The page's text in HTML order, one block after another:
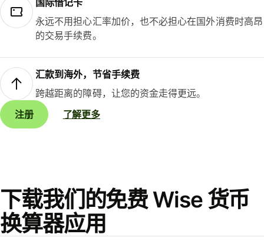
国际借记卡
永远不用担心汇率加价，也不必担心在国外消费时高昂
的交易手续费。
汇款到海外，节省手续费
跨越距离的障碍，让您的资金走得更远。
注册
了解更多
下载我们的免费 Wise 货币
换算器应用